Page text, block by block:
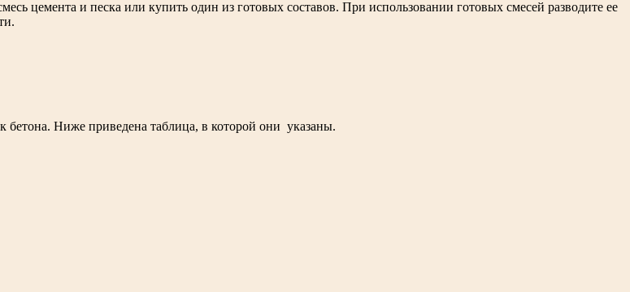
цемента и песка или купить один из готовых составов. При использовании готовых смесей разводите ее
бетона. Ниже приведена таблица, в которой они указаны.